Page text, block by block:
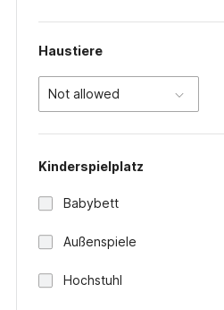
Haustiere
Not allowed
Kinderspielplatz
Babybett
Außenspiele
Hochstuhl